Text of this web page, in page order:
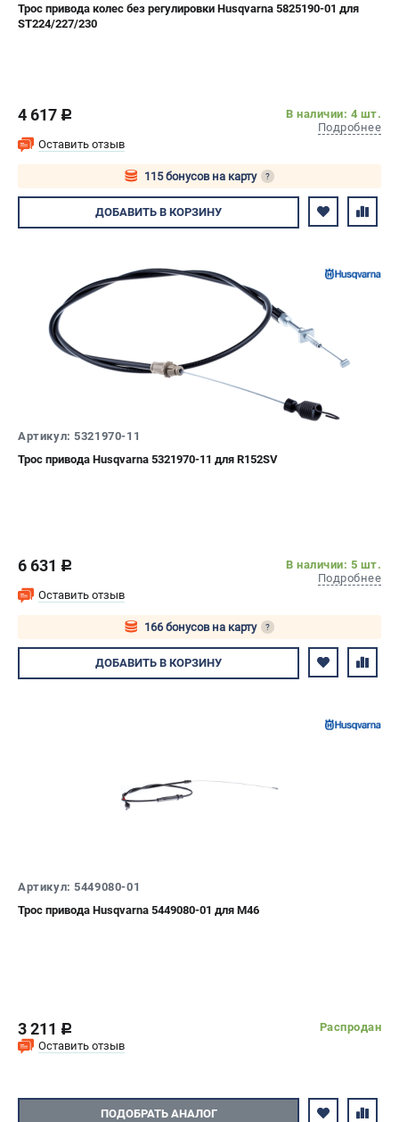
Трос привода колес без регулировки Husqvarna 5825190-01 для
ST224/227/230
4 617 c
В наличии: 4 шт.
Подробнее
Оставить отзыв
115 бонусов на карту ?
Авторизуйтесь
ДОБАВИТЬ В КОРЗИНУ
Артикул: 5321970-11
Трос привода Husqvarna 5321970-11 для R152SV
6 631 c
В наличии: 5 шт.
Подробнее
Оставить отзыв
166 бонусов на карту ?
Авторизуйтесь
ДОБАВИТЬ В КОРЗИНУ
Артикул: 5449080-01
Трос привода Husqvarna 5449080-01 для M46
3 211 c
Распродан
Оставить отзыв
ПОДОБРАТЬ АНАЛОГ